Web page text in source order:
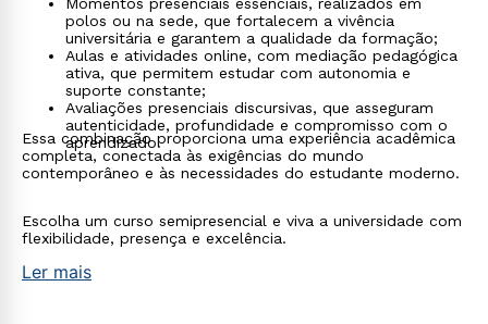
polos ou na sede, que fortalecem a vivência
universitária e garantem a qualidade da formação;
Aulas e atividades online, com mediação pedagógica
ativa, que permitem estudar com autonomia e
suporte constante;
Avaliações presenciais discursivas, que asseguram
autenticidade, profundidade e compromisso com o
aprendizado.
Essa combinação proporciona uma experiência acadêmica
completa, conectada às exigências do mundo
contemporâneo e às necessidades do estudante moderno.
Escolha um curso semipresencial e viva a universidade com
flexibilidade, presença e excelência.
Ler mais